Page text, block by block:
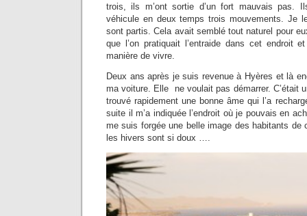
trois, ils m’ont sortie d’un fort mauvais pas.
véhicule en deux temps trois mouvements. Je
sont partis. Cela avait semblé tout naturel pour
que l’on pratiquait l’entraide dans cet endroit
manière de vivre.
Deux ans après je suis revenue à Hyères et là
ma voiture. Elle ne voulait pas démarrer. C’était
trouvé rapidement une bonne âme qui l’a
suite il m’a indiquée l’endroit où je pouvais en
me suis forgée une belle image des habitants
les hivers sont si doux ….